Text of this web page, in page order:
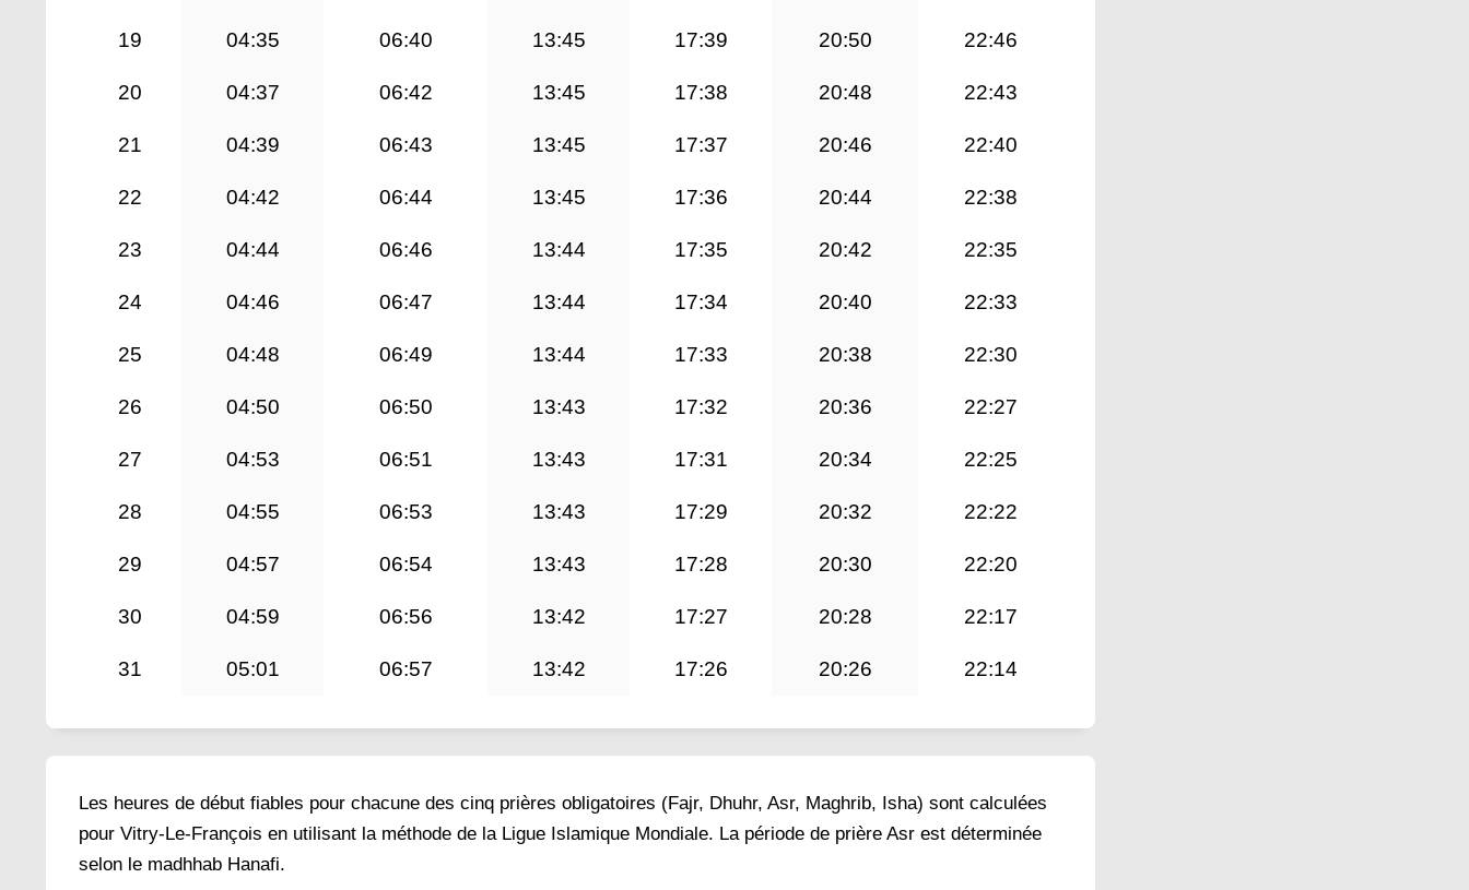
19 04:35 06:40 13:45 17:39 20:50 22:46
20 04:37 06:42 13:45 17:38 20:48 22:43
21 04:39 06:43 13:45 17:37 20:46 22:40
22 04:42 06:44 13:45 17:36 20:44 22:38
23 04:44 06:46 13:44 17:35 20:42 22:35
24 04:46 06:47 13:44 17:34 20:40 22:33
25 04:48 06:49 13:44 17:33 20:38 22:30
26 04:50 06:50 13:43 17:32 20:36 22:27
27 04:53 06:51 13:43 17:31 20:34 22:25
28 04:55 06:53 13:43 17:29 20:32 22:22
29 04:57 06:54 13:43 17:28 20:30 22:20
30 04:59 06:56 13:42 17:27 20:28 22:17
31 05:01 06:57 13:42 17:26 20:26 22:14
Les heures de début fiables pour chacune des cinq prières obligatoires (Fajr, Dhuhr, Asr, Maghrib, Isha) sont calculées
pour Vitry-Le-François en utilisant la méthode de la Ligue Islamique Mondiale. La période de prière Asr est déterminée
selon le madhhab Hanafi.